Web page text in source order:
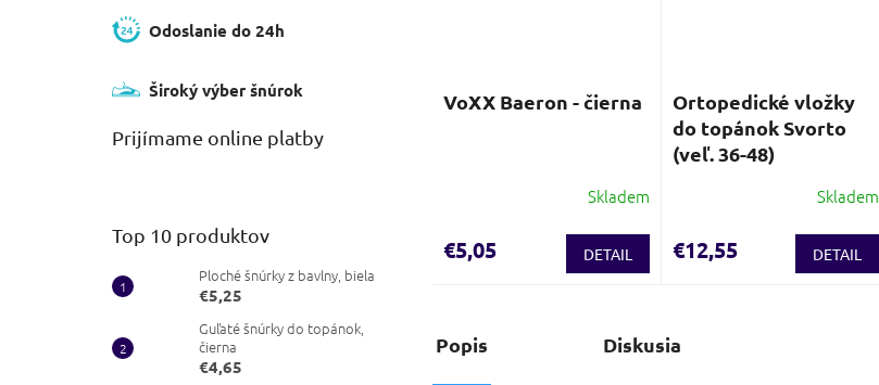
Odoslanie do 24h
Široký výber šnúrok
Prijímame online platby
Top 10 produktov
Ploché šnúrky z bavlny, biela
€5,25
Guľaté šnúrky do topánok,
čierna
€4,65
VoXX Baeron - čierna
Skladem
€5,05 DETAIL
Ortopedické vložky
do topánok Svorto
(veľ. 36-48)
Skladem
€12,55 DETAIL
Popis Diskusia